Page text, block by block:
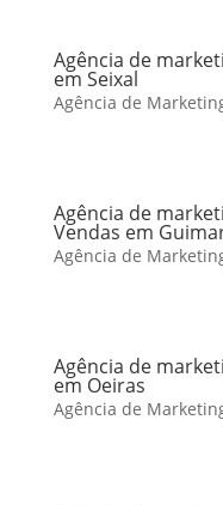
Agência de
em Seixal
Agência de
Agência de
Vendas em
Agência de
Agência de
em Oeiras
Agência de